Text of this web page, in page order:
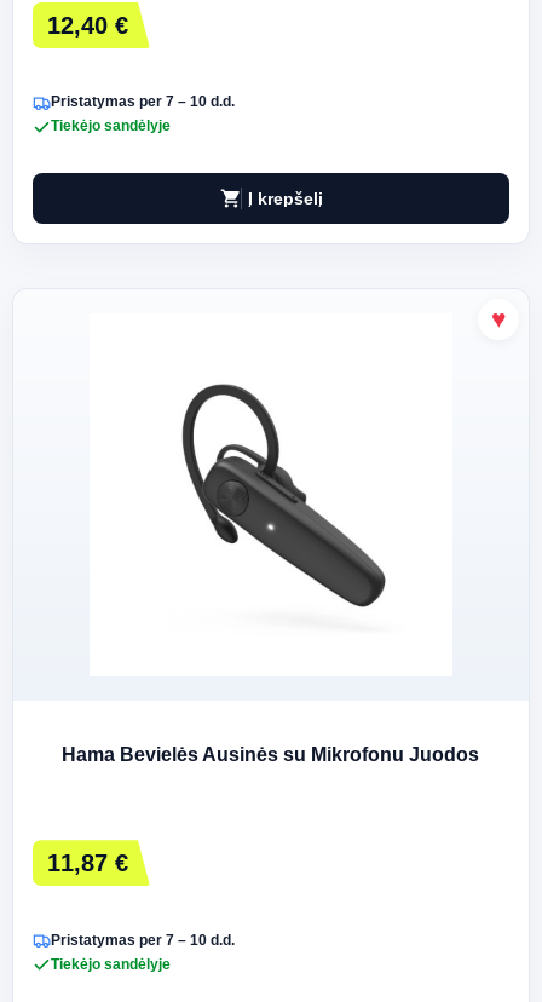
12,40 €
Pristatymas per 7 – 10 d.d.
Tiekėjo sandėlyje
shopping_cart Į krepšelį
Hama Bevielės Ausinės su Mikrofonu Juodos
11,87 €
Pristatymas per 7 – 10 d.d.
Tiekėjo sandėlyje